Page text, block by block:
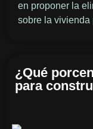
en proponer la
sobre la vivienda
¿Qué
para